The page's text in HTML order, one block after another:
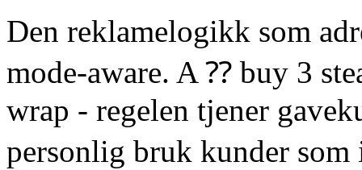
Den reklamelogikk som
mode-aware. A ⁇ buy 3
wrap - regelen tjener
personlig bruk kunder